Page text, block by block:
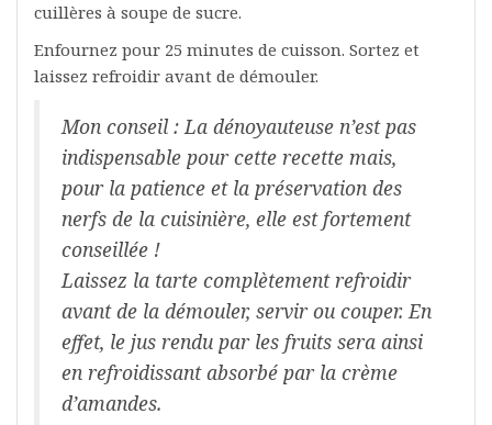
cuillères à soupe de sucre.
Enfournez pour 25 minutes de cuisson. Sortez et
laissez refroidir avant de démouler.
Mon conseil : La dénoyauteuse n’est pas
indispensable pour cette recette mais,
pour la patience et la préservation des
nerfs de la cuisinière, elle est fortement
conseillée !
Laissez la tarte complètement refroidir
avant de la démouler, servir ou couper. En
effet, le jus rendu par les fruits sera ainsi
en refroidissant absorbé par la crème
d’amandes.